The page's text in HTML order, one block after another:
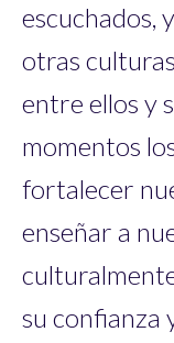
escuchados,
otras
entre ellos y
momentos
fortalecer
enseñar a
su confianza